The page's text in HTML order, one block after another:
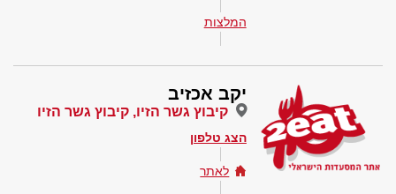
המלצות
יקב אכזיב
קיבוץ גשר הזיו, קיבוץ גשר הזיו
הצג טלפון
לאתר